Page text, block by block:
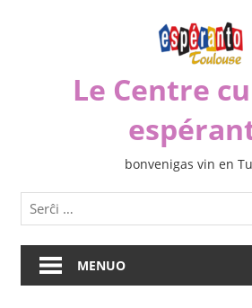
Le Centre
bonvenigas vin en
MENUO